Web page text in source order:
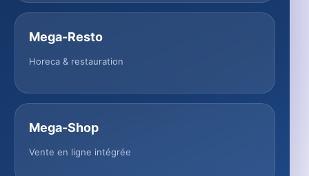
Mega-Resto
Horeca & restauration
Mega-Shop
Vente en ligne intégrée